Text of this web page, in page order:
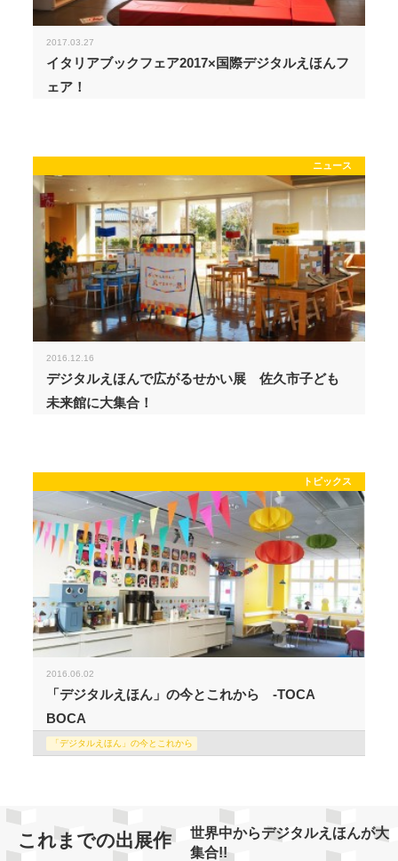
2017.03.27
イタリアブックフェア2017×国際デジタルえほんフ
ェア！
ニュース
2016.12.16
デジタルえほんで広がるせかい展 佐久市子ども
未来館に大集合！
トピックス
2016.06.02
「デジタルえほん」の今とこれから -TOCA
BOCA
「デジタルえほん」の今とこれから
これまでの出展作
世界中からデジタルえほんが大
集合!!